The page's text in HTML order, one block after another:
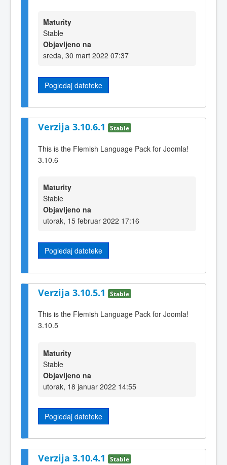
Maturity
Stable
Objavljeno na
sreda, 30 mart 2022 07:37
Pogledaj datoteke
Verzija 3.10.6.1 Stable
This is the Flemish Language Pack for Joomla!
3.10.6
Maturity
Stable
Objavljeno na
utorak, 15 februar 2022 17:16
Pogledaj datoteke
Verzija 3.10.5.1 Stable
This is the Flemish Language Pack for Joomla!
3.10.5
Maturity
Stable
Objavljeno na
utorak, 18 januar 2022 14:55
Pogledaj datoteke
Verzija 3.10.4.1 Stable